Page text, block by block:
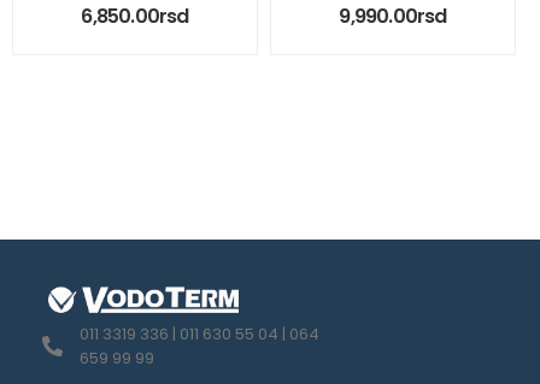
6,850.00rsd 9,990.00rsd
011 3319 336 | 011 630 55 04 | 064
659 99 99